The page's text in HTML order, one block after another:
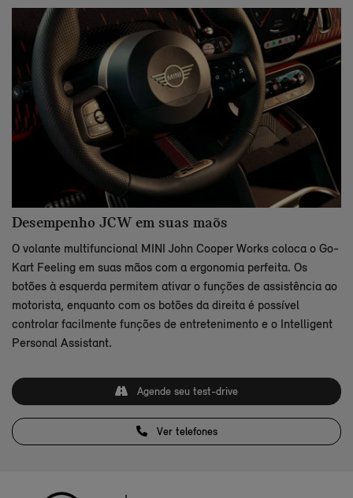
Desempenho JCW em suas maõs
O volante multifuncional MINI John Cooper Works coloca o Go-
Kart Feeling em suas mãos com a ergonomia perfeita. Os
botões à esquerda permitem ativar o funções de assistência ao
motorista, enquanto com os botões da direita é possível
controlar facilmente funções de entretenimento e o Intelligent
Personal Assistant.
Ver telefones
Agende seu test-drive